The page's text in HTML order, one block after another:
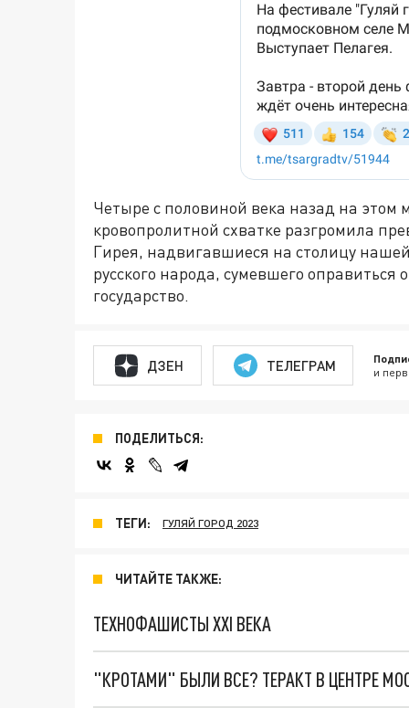
Четыре с половиной века назад на этом
кровопролитной схватке разгромила
Гирея, надвигавшиеся на столицу
русского народа, сумевшего оправиться
государство.
ДЗЕН ТЕЛЕГРАМ и
ПОДЕЛИТЬСЯ:
ТЕГИ: ГУЛЯЙ ГОРОД 2023
ЧИТАЙТЕ ТАКЖЕ:
ТЕХНОФАШИСТЫ XXI ВЕКА
"КРОТАМИ" БЫЛИ ВСЕ? ТЕРАКТ В ЦЕНТРЕ